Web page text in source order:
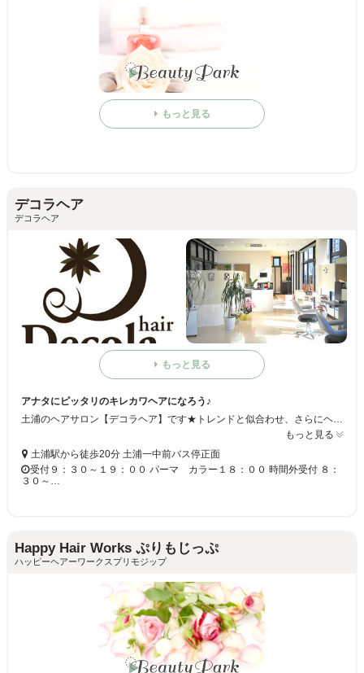
もっと見る
デコラヘア
デコラヘア
もっと見る
アナタにピッタリのキレカワヘアになろう♪
土浦のヘアサロン【デコラヘア】です★トレンドと似合わせ、さらにヘアケアにこだわっています！！アナタだけのキレカワヘアにチェンジしちゃいましょう◎キッズスペースもあるので、ママも安心してお越しください☆
もっと見る
土浦駅から徒歩20分 土浦一中前バス停正面
受付９：３０～１９：００ パーマ カラー１８：００ 時間外受付 ８：
３０～…
Happy Hair Works ぷりもじっぷ
ハッピーヘアーワークスプリモジップ